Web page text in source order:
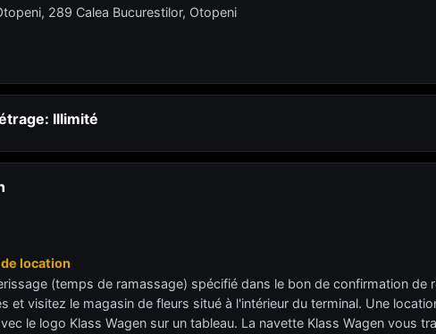
289 Calea Bucurestilor, Otopeni
Illimité
location
(temps de ramassage) spécifié dans le bon de confirmation de
et visitez le magasin de fleurs situé à l'intérieur du terminal. Une
le logo Klass Wagen sur un tableau. La navette Klass Wagen vous